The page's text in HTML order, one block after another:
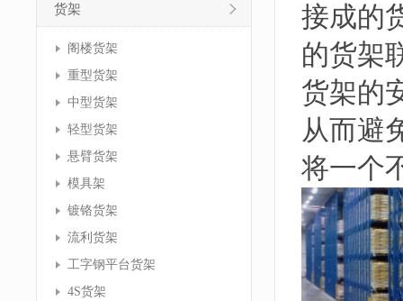
货架
阁楼货架
重型货架
中型货架
轻型货架
悬臂货架
模具架
镀铬货架
流利货架
工字钢平台货架
4S货架
接成的
的货架
货架的
从而避
将一个